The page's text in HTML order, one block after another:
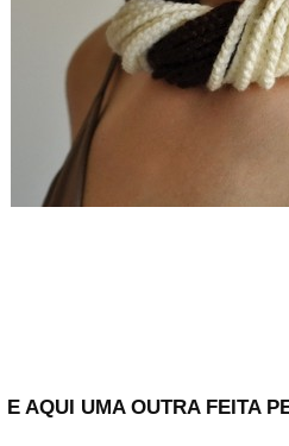
E AQUI UMA OUTRA FEITA